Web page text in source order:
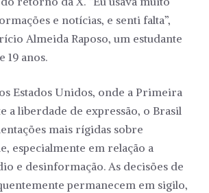
e notícias, e senti falta”,
Almeida Raposo, um estudante
19 anos.
Estados Unidos, onde a Primeira
a liberdade de expressão, o Brasil
mais rígidas sobre
especialmente em relação a
e desinformação. As decisões de
permanecem em sigilo,